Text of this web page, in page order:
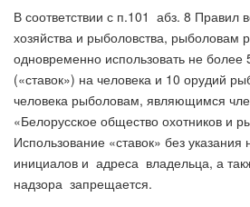
В соответствии с п.101 абз. 8 Правил
хозяйства и рыболовства, рыболовам
одновременно использовать не более
(«ставок») на человека и 10 орудий
человека рыболовам, являющимся
«Белорусское общество охотников и
Использование «ставок» без
инициалов и адреса владельца, а
надзора запрещается.